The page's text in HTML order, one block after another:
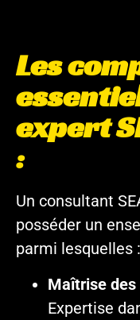
Les
expert
:
Un consultant
posséder un
parmi lesquelles :
Maîtrise
Expertise